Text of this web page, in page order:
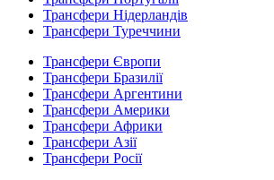
Трансфери Нідерландів
Трансфери Туреччини
Трансфери Європи
Трансфери Бразилії
Трансфери Аргентини
Трансфери Америки
Трансфери Африки
Трансфери Азії
Трансфери Росії